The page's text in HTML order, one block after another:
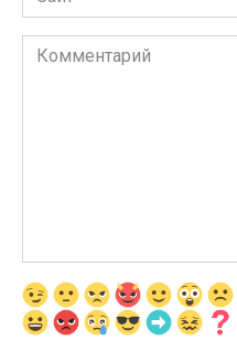
Комментарий